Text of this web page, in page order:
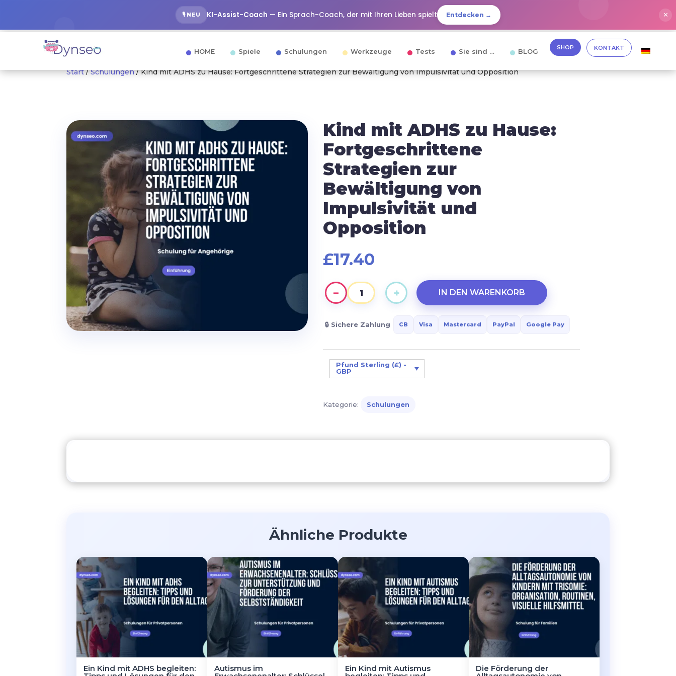
🎙️ NEU KI-Assist-Coach — Ein Sprach-Coach, der mit Ihren Lieben spielt Entdecken → ✕
HOME Spiele Schulungen Werkzeuge Tests Sie sind … BLOG SHOP KONTAKT
Start/Schulungen/ Kind mit ADHS zu Hause: Fortgeschrittene Strategien zur Bewältigung von Impulsivität und Opposition
Kind mit ADHS zu Hause:
Fortgeschrittene
Strategien zur
Bewältigung von
Impulsivität und
Opposition
£17.40
−
Kind
ADHS
Hause:
Fortgeschrittene
+ IN DEN WARENKORB
🔒 Sichere Zahlung CB Visa Mastercard PayPal Google Pay
Pfund Sterling (£) -
GBP
Kategorie: Schulungen
Ähnliche Produkte
Ein Kind mit ADHS begleiten: Autismus im Ein Kind mit Autismus Die Förderung der